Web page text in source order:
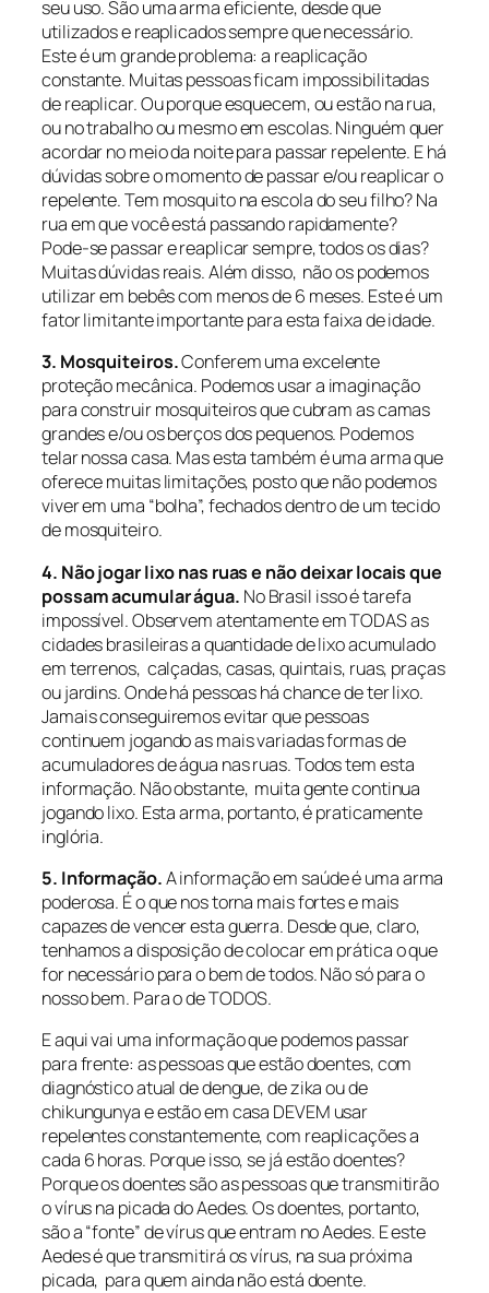
seu uso. São uma arma eficiente, desde que
utilizados e reaplicados sempre que necessário.
Este é um grande problema: a reaplicação
constante. Muitas pessoas ficam impossibilitadas
de reaplicar. Ou porque esquecem, ou estão na rua,
ou no trabalho ou mesmo em escolas. Ninguém quer
acordar no meio da noite para passar repelente. E há
dúvidas sobre o momento de passar e/ou reaplicar o
repelente. Tem mosquito na escola do seu filho? Na
rua em que você está passando rapidamente?
Pode-se passar e reaplicar sempre, todos os dias?
Muitas dúvidas reais. Além disso, não os podemos
utilizar em bebês com menos de 6 meses. Este é um
fator limitante importante para esta faixa de idade.
3. Mosquiteiros.Conferem uma excelente
proteção mecânica. Podemos usar a imaginação
para construir mosquiteiros que cubram as camas
grandes e/ou os berços dos pequenos. Podemos
telar nossa casa. Mas esta também é uma arma que
oferece muitas limitações, posto que não podemos
viver em uma “bolha”, fechados dentro de um tecido
de mosquiteiro.
4. Não jogar lixo nas ruas e não deixar locais que
possam acumular água. No Brasil isso é tarefa
impossível. Observem atentamente em TODAS as
cidades brasileiras a quantidade de lixo acumulado
em terrenos, calçadas, casas, quintais, ruas, praças
ou jardins. Onde há pessoas há chance de ter lixo.
Jamais conseguiremos evitar que pessoas
continuem jogando as mais variadas formas de
acumuladores de água nas ruas. Todos tem esta
informação. Não obstante, muita gente continua
jogando lixo. Esta arma, portanto, é praticamente
inglória.
5. Informação.A informação em saúde é uma arma
poderosa. É o que nos torna mais fortes e mais
capazes de vencer esta guerra. Desde que, claro,
tenhamos a disposição de colocar em prática o que
for necessário para o bem de todos. Não só para o
nosso bem. Para o de TODOS.
E aqui vai uma informação que podemos passar
para frente: as pessoas que estão doentes, com
diagnóstico atual de dengue, de zika ou de
chikungunya e estão em casa DEVEM usar
repelentes constantemente, com reaplicações a
cada 6 horas. Porque isso, se já estão doentes?
Porque os doentes são as pessoas que transmitirão
o vírus na picada doAedes. Os doentes, portanto,
são a “fonte” de vírus que entram noAedes. E este
Aedes é que transmitirá os vírus, na sua próxima
picada, para quem ainda não está doente.